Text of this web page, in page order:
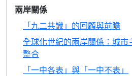
兩岸關係
「九二共識」的回顧與前瞻
全球化世紀的兩岸關係：城
整合
「一中各表」與「一中不表」